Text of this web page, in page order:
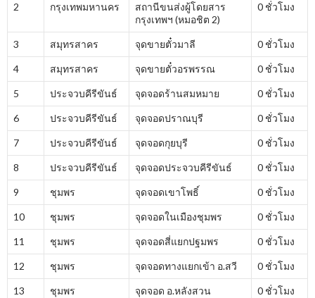
2 กรุงเทพมหานคร
สถานีขนส่งผู้โดยสาร
กรุงเทพฯ (หมอชิต 2)
0 ชั่วโมง
3 สมุทรสาคร จุดขายตั๋วมาลี 0 ชั่วโมง
4 สมุทรสาคร จุดขายตั๋วอรพรรณ 0 ชั่วโมง
5 ประจวบคีรีขันธ์ จุดจอดร้านสมหมาย 0 ชั่วโมง
6 ประจวบคีรีขันธ์ จุดจอดปราณบุรี 0 ชั่วโมง
7 ประจวบคีรีขันธ์ จุดจอดกุยบุรี 0 ชั่วโมง
8 ประจวบคีรีขันธ์ จุดจอดประจวบคีรีขันธ์ 0 ชั่วโมง
9 ชุมพร จุดจอดเขาโพธิ์ 0 ชั่วโมง
10 ชุมพร จุดจอดในเมืองชุมพร 0 ชั่วโมง
11 ชุมพร จุดจอดสี่แยกปฐมพร 0 ชั่วโมง
12 ชุมพร จุดจอดทางแยกเข้า อ.สวี 0 ชั่วโมง
13 ชุมพร จุดจอด อ.หลังสวน 0 ชั่วโมง